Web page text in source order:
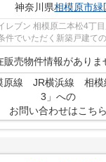
神奈川県相模原市緑
レブン 相模原二本松4丁
件でいただく新築戸建て
るならスマー...
販売物件情報がありま
原線 JR横浜線 相
3」への
お問い合わせはこちら